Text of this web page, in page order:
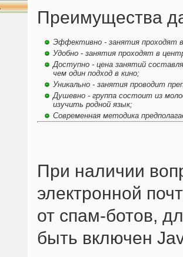
Преимущества
Эффективно - занятия проходят
Удобно - занятия проходят в
Доступно - цена занятий
чем один подход в кино;
Уникально - занятия проводит
Душевно - группа состоит из
изучить родной язык;
Современная методика
При наличии
электронной
от спам-ботов,
быть включен